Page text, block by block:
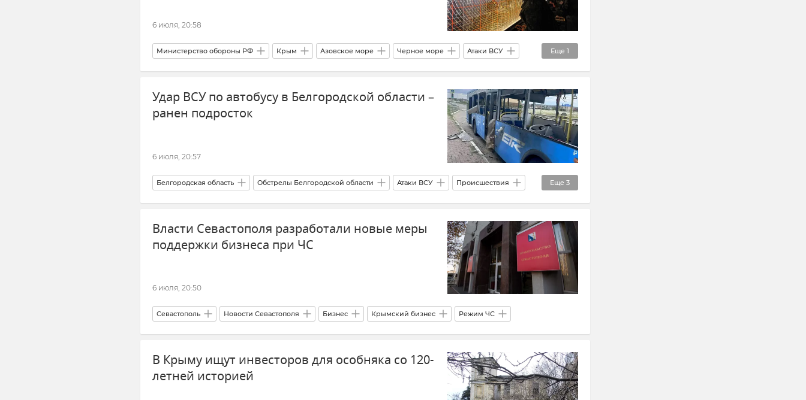
6 июля, 20:58
Еще 1
Министерство обороны РФ Крым Азовское море Черное море Атаки ВСУ
Атаки ВСУ на Крым
Удар ВСУ по автобусу в Белгородской области –
ранен подросток
6 июля, 20:57
Еще 3
Белгородская область Обстрелы Белгородской области Атаки ВСУ Происшествия
Обстрелы ВСУ Новости Беспилотник (БПЛА, дрон)
Власти Севастополя разработали новые меры
поддержки бизнеса при ЧС
6 июля, 20:50
Севастополь Новости Севастополя Бизнес Крымский бизнес Режим ЧС
В Крыму ищут инвесторов для особняка со 120-
летней историей